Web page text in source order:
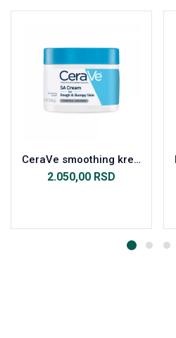
CeraVe smoothing krema 340 ml
2.050,00 RSD